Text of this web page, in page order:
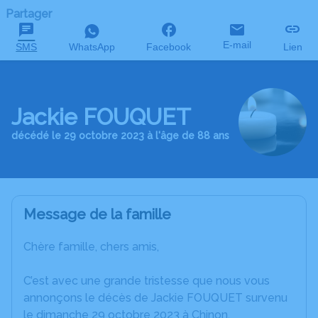
Partager
SMS WhatsApp Facebook E-mail Lien
Jackie FOUQUET
décédé le 29 octobre 2023 à l'âge de 88 ans
Message de la famille
Chère famille, chers amis,
C’est avec une grande tristesse que nous vous
annonçons le décès de Jackie FOUQUET survenu
le dimanche 29 octobre 2023 à Chinon.